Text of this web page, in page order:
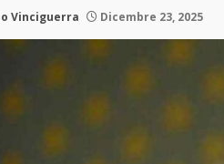
Vinciguerra Dicembre 23, 2025